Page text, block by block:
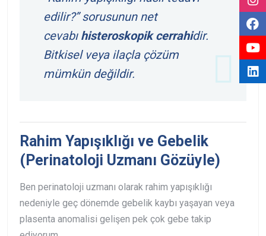
edilir?” sorusunun net
cevabı histeroskopik cerrahidir.
Bitkisel veya ilaçla çözüm
mümkün değildir.
Rahim Yapışıklığı ve Gebelik
(Perinatoloji Uzmanı Gözüyle)
Ben perinatoloji uzmanı olarak rahim yapışıklığı
nedeniyle geç dönemde gebelik kaybı yaşayan veya
plasenta anomalisi gelişen pek çok gebe takip